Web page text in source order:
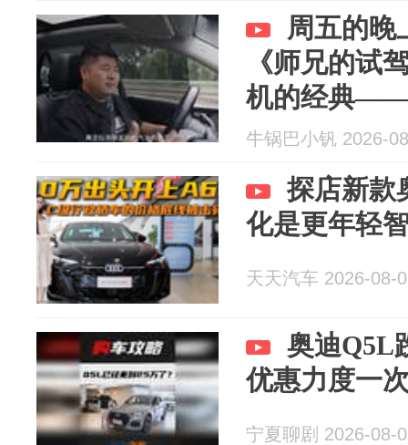
周五的晚
《师兄的试
机的经典
到，豪华依
牛锅巴小钒 2026-
探店新款
化是更年轻
天天汽车 2026-08-
奥迪Q5L
优惠力度一
宁夏聊剧 2026-08-